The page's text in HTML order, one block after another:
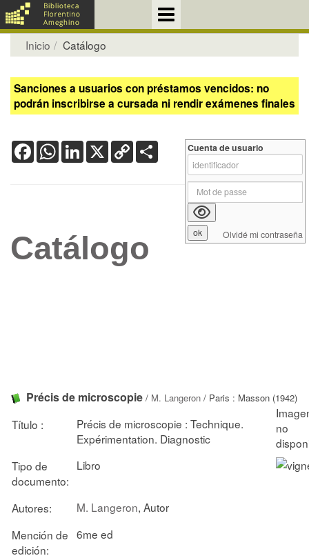
Inicio Catálogo
Sanciones a usuarios con préstamos vencidos: no
podrán inscribirse a cursada ni rendir exámenes finales
FacebookWhatsApp
LinkedIn
X Copy
Link
Catálogo
Précis de microscopie / M. Langeron / Paris : Masson (1942)
Título :
Précis de microscopie : Technique.
Expérimentation. Diagnostic
Tipo de
documento:
Libro
Autores: M. Langeron, Autor
Mención de
edición:
6me ed
Cuenta de usuario
Olvidé mi contraseña